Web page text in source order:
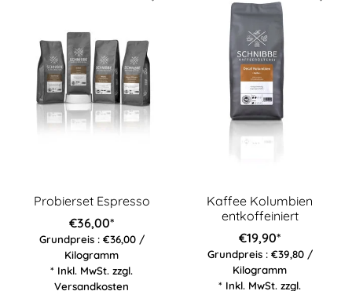
Probierset Espresso
€36,00*
Grundpreis : €36,00 /
Kilogramm
* Inkl. MwSt. zzgl.
Versandkosten
Kaffee Kolumbien
entkoffeiniert
€19,90*
Grundpreis : €39,80 /
Kilogramm
* Inkl. MwSt. zzgl.